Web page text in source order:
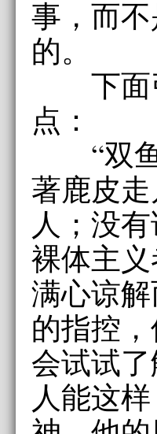
事，而
的。
下面
点：
“双鱼
著鹿皮
人；没
裸体主
满心谅
的指控
会试试
人能这